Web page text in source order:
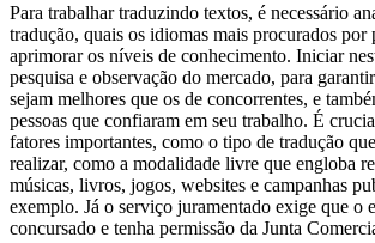
Para trabalhar traduzindo textos, é necessário
tradução, quais os idiomas mais procurados por
aprimorar os níveis de conhecimento. Iniciar
pesquisa e observação do mercado, para
sejam melhores que os de concorrentes, e
pessoas que confiaram em seu trabalho. É
fatores importantes, como o tipo de tradução
realizar, como a modalidade livre que engloba
músicas, livros, jogos, websites e campanhas
exemplo. Já o serviço juramentado exige que o
concursado e tenha permissão da Junta